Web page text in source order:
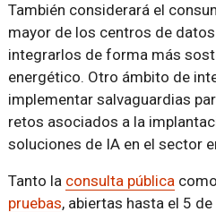
También considerará el
mayor de los centros de
integrarlos de forma más
energético. Otro ámbito de
implementar salvaguardias
retos asociados a la
soluciones de IA en el sector
Tanto la consulta pública
pruebas, abiertas hasta el 5